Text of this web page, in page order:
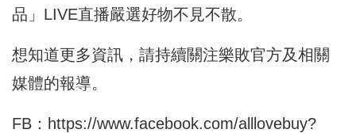
品」LIVE直播嚴選好物不見不散。
想知道更多資訊，請持續關注樂敗官方及相關
媒體的報導。
FB： https://www.facebook.com/alllovebuy?